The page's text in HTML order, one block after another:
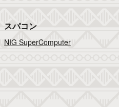
スパコン
NIG SuperComputer